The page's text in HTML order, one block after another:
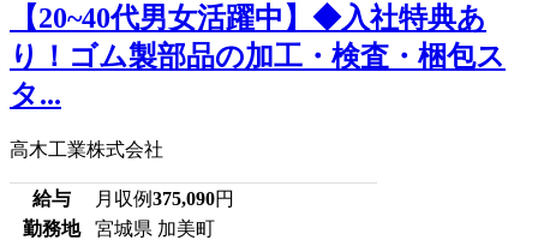
【20~40代男女活躍中】◆入社特典あ
り！ゴム製部品の加工・検査・梱包ス
タ...
高木工業株式会社
給与 月収例375,090円
勤務地
宮城県 加美町